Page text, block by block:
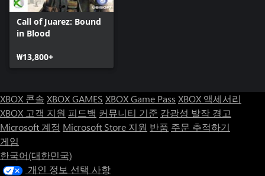
Call of Juarez: Bound
in Blood
₩13,800+
XBOX 콘솔 XBOX GAMES XBOX Game Pass XBOX 액세서리
XBOX 고객 지원 피드백 커뮤니티 기준 감광성 발작 경고
Microsoft 계정 Microsoft Store 지원 반품 주문 추적하기
게임
한국어(대한민국)
개인 정보 선택 사항